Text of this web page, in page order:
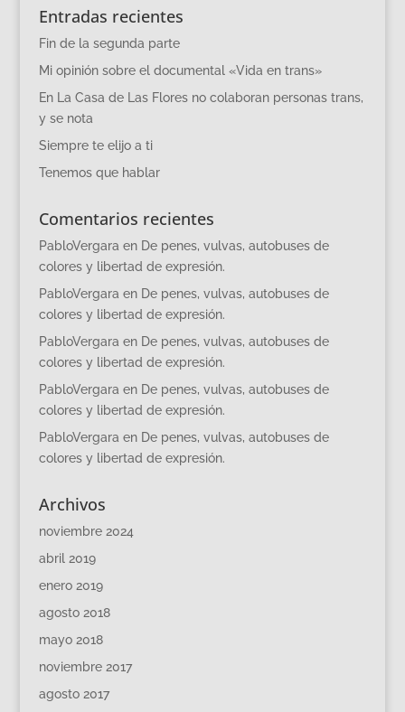
Entradas recientes
Fin de la segunda parte
Mi opinión sobre el documental «Vida en trans»
En La Casa de Las Flores no colaboran personas trans,
y se nota
Siempre te elijo a ti
Tenemos que hablar
Comentarios recientes
PabloVergara en De penes, vulvas, autobuses de
colores y libertad de expresión.
PabloVergara en De penes, vulvas, autobuses de
colores y libertad de expresión.
PabloVergara en De penes, vulvas, autobuses de
colores y libertad de expresión.
PabloVergara en De penes, vulvas, autobuses de
colores y libertad de expresión.
PabloVergara en De penes, vulvas, autobuses de
colores y libertad de expresión.
Archivos
noviembre 2024
abril 2019
enero 2019
agosto 2018
mayo 2018
noviembre 2017
agosto 2017